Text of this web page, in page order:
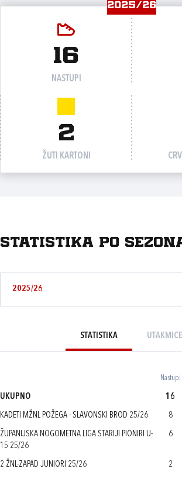
2025/26
16
NASTUPI
2
ŽUTI KARTONI
Statistika po
2025/26
STATISTIKA UTAKMICE
Nastupi
UKUPNO 16
KADETI MŽNL POŽEGA - SLAVONSKI BROD 25/26 8
ŽUPANIJSKA NOGOMETNA LIGA STARIJI PIONIRI U-
15 25/26
6
2 ŽNL-ZAPAD JUNIORI 25/26 2